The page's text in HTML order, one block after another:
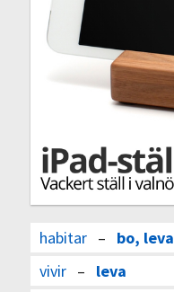
habitar– bo, leva
vivir– leva